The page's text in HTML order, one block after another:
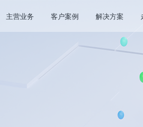
主营业务 客户案例 解决方案